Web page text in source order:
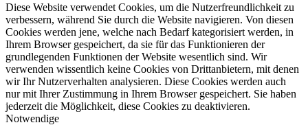
Diese Website verwendet Cookies, um die Nutzerfreundlichkeit zu
verbessern, während Sie durch die Website navigieren. Von diesen
Cookies werden jene, welche nach Bedarf kategorisiert werden, in
Ihrem Browser gespeichert, da sie für das Funktionieren der
grundlegenden Funktionen der Website wesentlich sind. Wir
verwenden wissentlich keine Cookies von Drittanbietern, mit denen
wir Ihr Nutzerverhalten analysieren. Diese Cookies werden auch
nur mit Ihrer Zustimmung in Ihrem Browser gespeichert. Sie haben
jederzeit die Möglichkeit, diese Cookies zu deaktivieren.
Notwendige